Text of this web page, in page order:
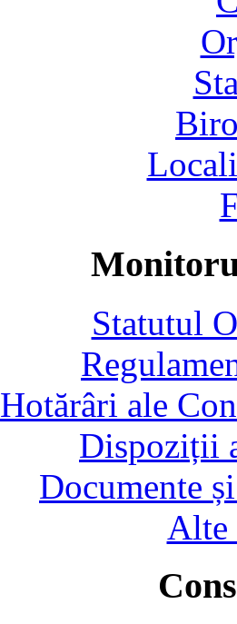
Statutul
Hotărâri ale
Dispoziții
Documente
Alte